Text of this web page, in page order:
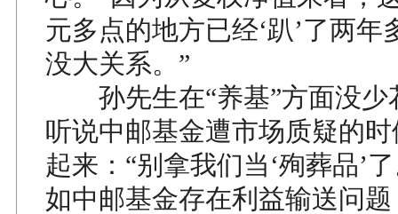
元多点的地方已经‘趴’了两年
没大关系。”
孙先生在“养基”方面没少
听说中邮基金遭市场质疑的
起来：“别拿我们当‘殉葬品’
如中邮基金存在利益输送问